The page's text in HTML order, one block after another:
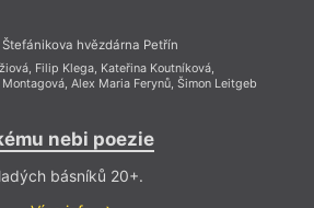
Štefánikova hvězdárna Petřín
, Filip Klega, Kateřina Koutníková,
, Alex Maria Ferynů, Šimon Leitgeb
nebi poezie
básníků 20+.